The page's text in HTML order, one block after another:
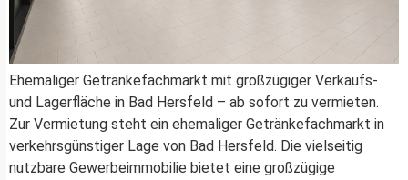
Ehemaliger Getränkefachmarkt mit großzügiger Verkaufs-
und Lagerfläche in Bad Hersfeld – ab sofort zu vermieten.
Zur Vermietung steht ein ehemaliger Getränkefachmarkt in
verkehrsgünstiger Lage von Bad Hersfeld. Die vielseitig
nutzbare Gewerbeimmobilie bietet eine großzügige